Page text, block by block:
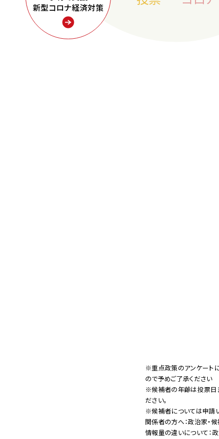
新型コロナ経済対策
※重点政策のアンケート
ので予めご了承ください
※候補者の年齢は投票日
ださい。
※候補者については申請
関係者の方へ：政治家・
情報量の違いについて：